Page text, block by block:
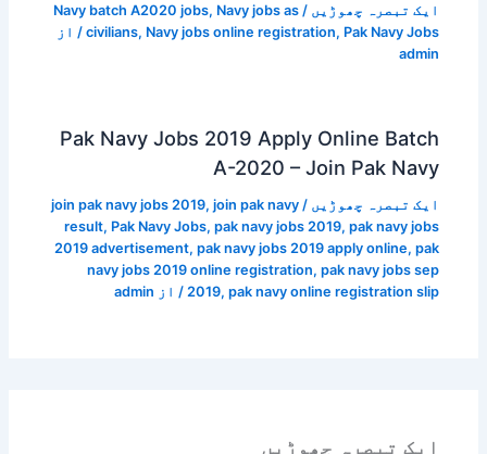
ایک تبصرہ چھوڑیں /
Navy batch A2020 jobs, Navy jobs as
civilians, Navy jobs online registration, Pak Navy Jobs
/ از
admin
Pak Navy Jobs 2019 Apply Online Batch
A-2020 – Join Pak Navy
ایک تبصرہ چھوڑیں /
join pak navy jobs 2019, join pak navy
result, Pak Navy Jobs, pak navy jobs 2019, pak navy jobs
2019 advertisement, pak navy jobs 2019 apply online, pak
navy jobs 2019 online registration, pak navy jobs sep
2019, pak navy online registration slip / از admin
ایک تبصرہ چھوڑیں